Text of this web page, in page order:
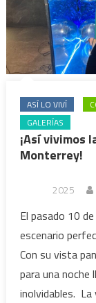
ASÍ LO VIVÍ
GALERÍAS
¡Así vivimos
Monterrey!
2025
El pasado 10
escenario
Con su vista
para una noche
inolvidables.